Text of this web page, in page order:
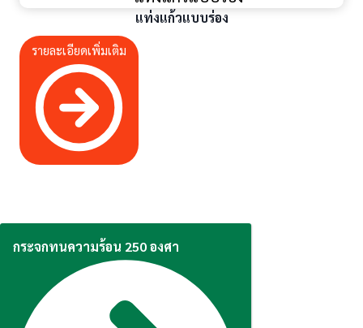
แท่งแก้วแบบร่อง
รายละเอียดเพิ่มเติม
กระจกทนความร้อน 250 องศา